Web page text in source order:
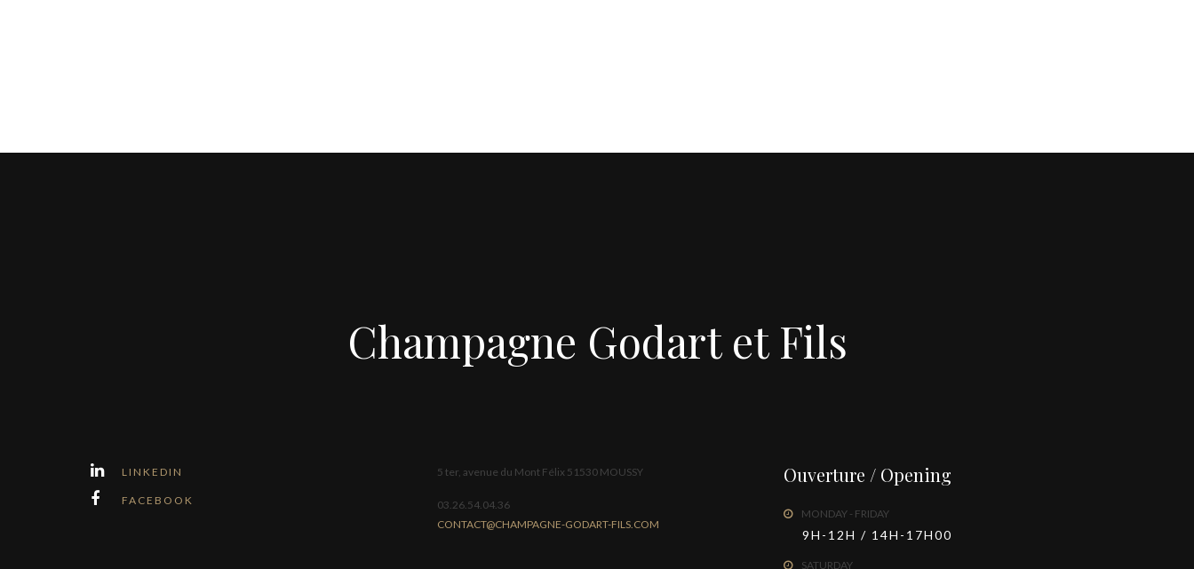
Champagne Godart et Fils
LINKEDIN
FACEBOOK
5 ter, avenue du Mont Félix 51530 MOUSSY
03.26.54.04.36
CONTACT@CHAMPAGNE-GODART-FILS.COM
Ouverture / Opening
MONDAY - FRIDAY
9H-12H / 14H-17H00
SATURDAY